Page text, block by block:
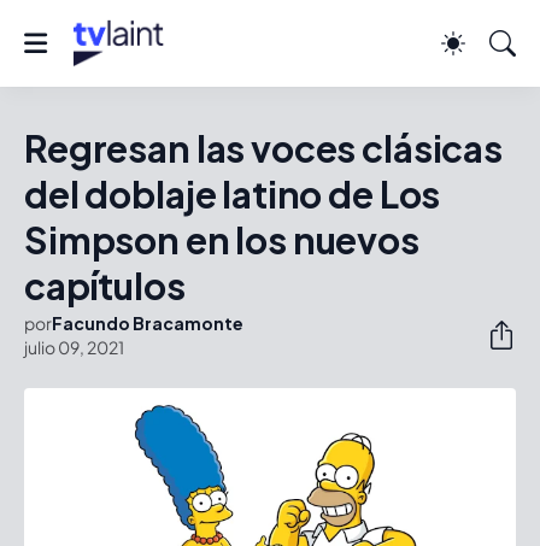
Regresan las voces clásicas
del doblaje latino de Los
Simpson en los nuevos
capítulos
porFacundo Bracamonte
julio 09, 2021